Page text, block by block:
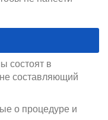
состоят в
составляющий
о процедуре и